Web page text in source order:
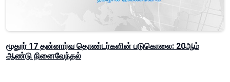
மூதூர் 17 தன்னார்வ தொண்டர்களின் படுகொலை: 20ஆம்
ஆண்டு நினைவேந்தல்